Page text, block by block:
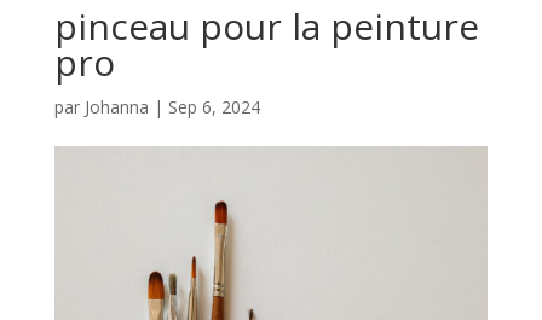
pinceau pour la peinture
pro
par Johanna | Sep 6, 2024